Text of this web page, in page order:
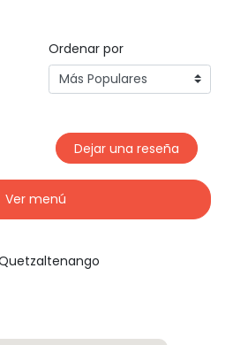
Ordenar por
Dejar una reseña
Ver menú